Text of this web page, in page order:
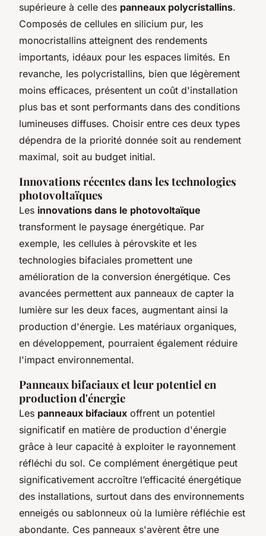
supérieure à celle des panneaux polycristallins.
Composés de cellules en silicium pur, les
monocristallins atteignent des rendements
importants, idéaux pour les espaces limités. En
revanche, les polycristallins, bien que légèrement
moins efficaces, présentent un coût d'installation
plus bas et sont performants dans des conditions
lumineuses diffuses. Choisir entre ces deux types
dépendra de la priorité donnée soit au rendement
maximal, soit au budget initial.
Innovations récentes dans les technologies
photovoltaïques
Les innovations dans le photovoltaïque
transforment le paysage énergétique. Par
exemple, les cellules à pérovskite et les
technologies bifaciales promettent une
amélioration de la conversion énergétique. Ces
avancées permettent aux panneaux de capter la
lumière sur les deux faces, augmentant ainsi la
production d'énergie. Les matériaux organiques,
en développement, pourraient également réduire
l'impact environnemental.
Panneaux bifaciaux et leur potentiel en
production d'énergie
Les panneaux bifaciaux offrent un potentiel
significatif en matière de production d'énergie
grâce à leur capacité à exploiter le rayonnement
réfléchi du sol. Ce complément énergétique peut
significativement accroître l’efficacité énergétique
des installations, surtout dans des environnements
enneigés ou sablonneux où la lumière réfléchie est
abondante. Ces panneaux s'avèrent être une